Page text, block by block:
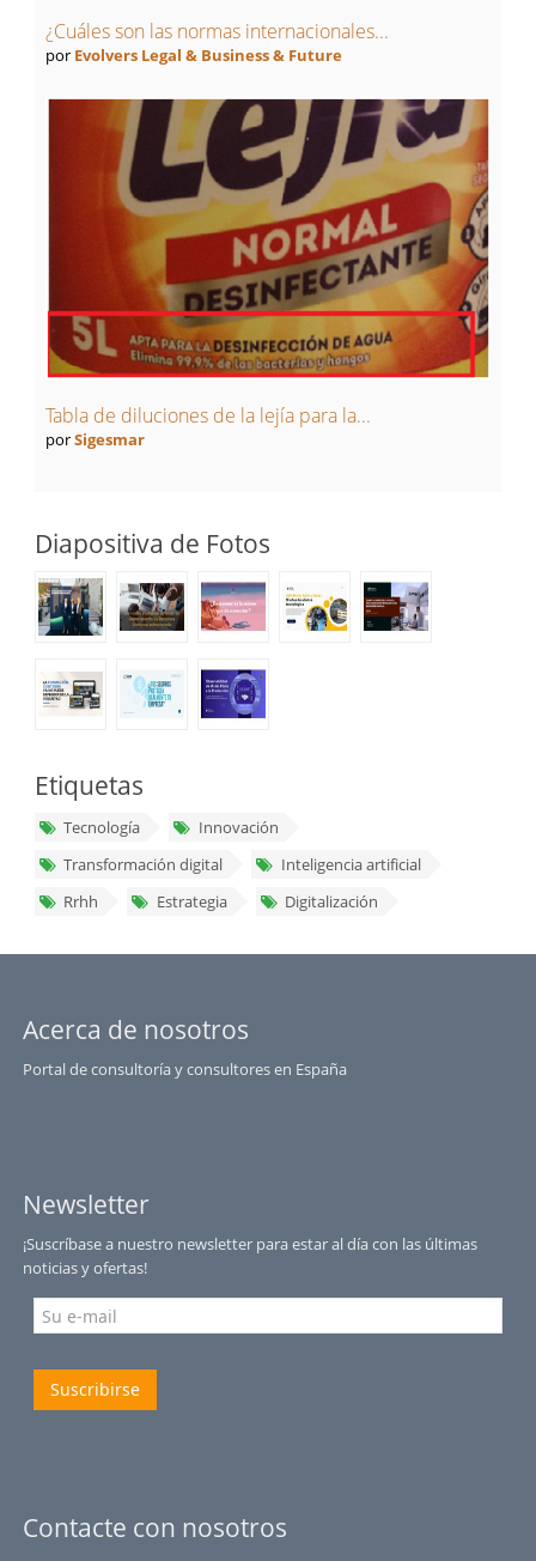
¿Cuáles son las normas internacionales...
por Evolvers Legal & Business & Future
Tabla de diluciones de la lejía para la...
porSigesmar
Diapositiva de Fotos
Etiquetas
Tecnología
Innovación
Transformación digital
Inteligencia artificial
Rrhh
Estrategia Digitalización
Acerca de nosotros
Portal de consultoría y consultores en España
Newsletter
¡Suscríbase a nuestro newsletter para estar al día con las últimas
noticias y ofertas!
Suscribirse
Contacte con nosotros